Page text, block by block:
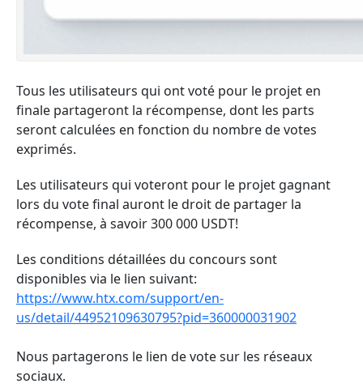
Tous les utilisateurs qui ont voté pour le projet en
finale partageront la récompense, dont les parts
seront calculées en fonction du nombre de votes
exprimés.
Les utilisateurs qui voteront pour le projet gagnant
lors du vote final auront le droit de partager la
récompense, à savoir 300 000 USDT!
Les conditions détaillées du concours sont
disponibles via le lien suivant:
https://www.htx.com/support/en-
us/detail/44952109630795?pid=360000031902
Nous partagerons le lien de vote sur les réseaux
sociaux.